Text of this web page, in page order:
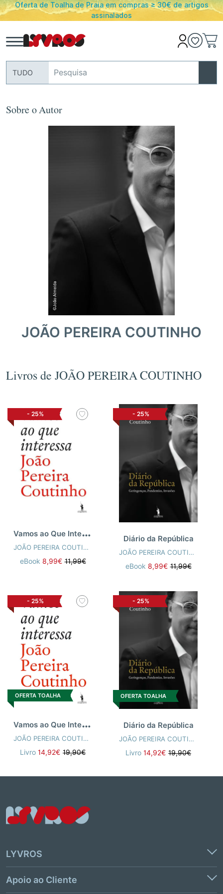
Oferta de Toalha de Praia em compras ≥ 30€ de artigos
assinalados
TUDO
Sobre o Autor
JOÃO PEREIRA COUTINHO
Livros de JOÃO PEREIRA COUTINHO
- 25%
V
amos ao Que Interessa
JOÃO PEREIRA COUTINHO
eBook 8,99€ 11,99€
- 25%
Diário da República
JOÃO PEREIRA COUTINHO
eBook 8,99€ 11,99€
- 25%
OFERTA TOALHA
V
amos ao Que Interessa
JOÃO PEREIRA COUTINHO
Livro 14,92€ 19,90€
- 25%
OFERTA TOALHA
Diário da República
JOÃO PEREIRA COUTINHO
Livro 14,92€ 19,90€
LYVROS
Apoio ao Cliente